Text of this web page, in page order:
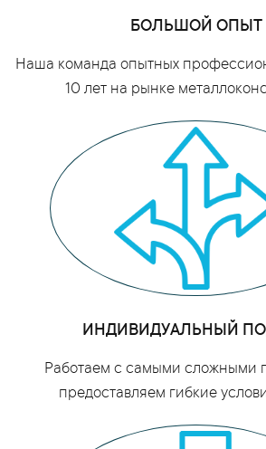
БОЛЬШОЙ ОПЫТ
Наша команда опытных
10 лет на рынке
ИНДИВИДУАЛЬНЫЙ
Работаем с самыми сложными
предоставляем гибкие